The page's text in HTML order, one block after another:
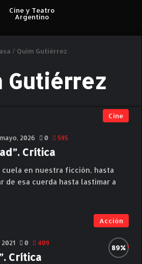
/ Quim Gutiérrez
Gutiérrez
Cine
2026 0 595
Crítica
cuela en nuestra ficción, hasta
de esa cuerda hasta lastimar a
Acción
0 409
Crítica